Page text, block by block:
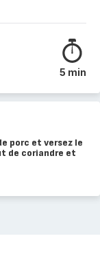
5 min
porc et versez le
de coriandre et